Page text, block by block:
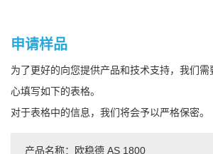
申请样品
为了更好的向您提供产品和技术支持，我们
心填写如下的表格。
对于表格中的信息，我们将会予以严格保密。